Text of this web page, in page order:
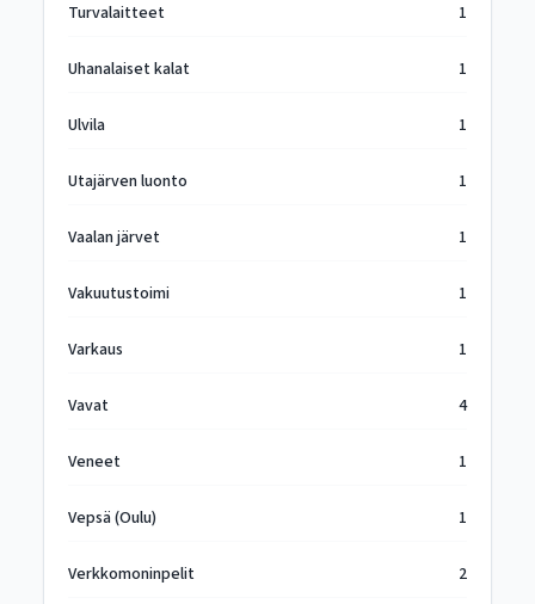
Turvalaitteet 1
Uhanalaiset kalat 1
Ulvila 1
Utajärven luonto 1
Vaalan järvet 1
Vakuutustoimi 1
Varkaus 1
Vavat 4
Veneet 1
Vepsä (Oulu) 1
Verkkomoninpelit 2